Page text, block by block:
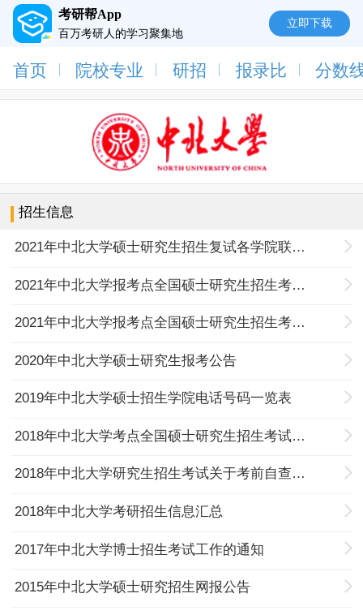
考研帮App
百万考研人的学习聚集地
立即下载
首页 院校专业 研招 报录比 分数
招生信息
2021年中北大学硕士研究生招生复试各学院联系电话一览表
2021年中北大学报考点全国硕士研究生招生考试网上确认公告
2021年中北大学报考点全国硕士研究生招生考试网报公告
2020年中北大学硕士研究生报考公告
2019年中北大学硕士招生学院电话号码一览表
2018年中北大学考点全国硕士研究生招生考试公告
2018年中北大学研究生招生考试关于考前自查工作通知
2018年中北大学考研招生信息汇总
2017年中北大学博士招生考试工作的通知
2015年中北大学硕士研究招生网报公告